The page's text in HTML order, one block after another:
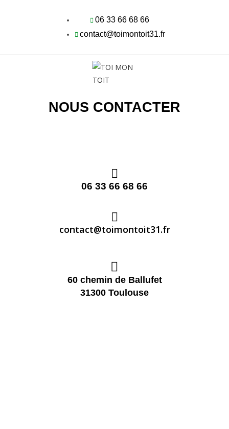
06 33 66 68 66
contact@toimontoit31.fr
NOUS CONTACTER
06 33 66 68 66
contact@toimontoit31.fr
60 chemin de Ballufet
31300 Toulouse